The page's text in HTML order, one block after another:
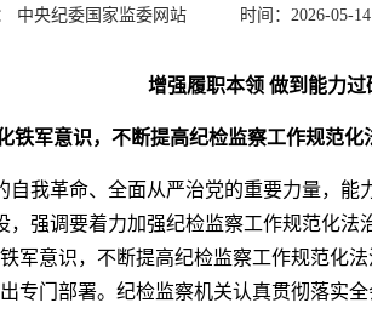
中央纪委国家监委网站 时间：2026-05-14
增强履职本领 做到能力过
军意识，不断提高纪检监察工作规范化
自我革命、全面从严治党的重要力量，
，强调要着力加强纪检监察工作规范化
军意识，不断提高纪检监察工作规范化
专门部署。纪检监察机关认真贯彻落实